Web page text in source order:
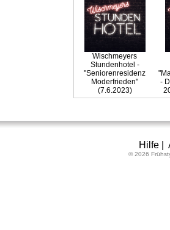
Wischmeyers
Stundenhotel -
"Seniorenresidenz
Moderfrieden"
(7.6.2023)
-
Hilfe|
© 2026